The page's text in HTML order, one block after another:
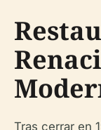
Tras cerrar en